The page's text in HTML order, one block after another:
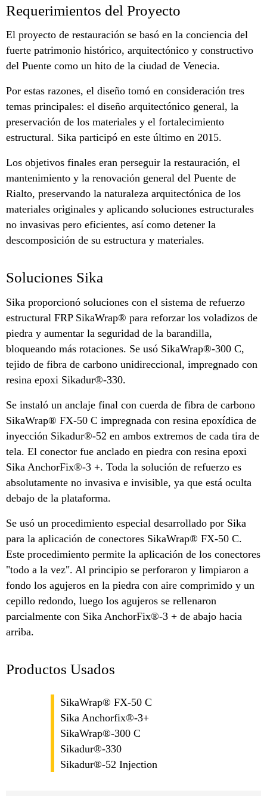
Requerimientos del Proyecto
El proyecto de restauración se basó en la conciencia del
fuerte patrimonio histórico, arquitectónico y constructivo
del Puente como un hito de la ciudad de Venecia.
Por estas razones, el diseño tomó en consideración tres
temas principales: el diseño arquitectónico general, la
preservación de los materiales y el fortalecimiento
estructural. Sika participó en este último en 2015.
Los objetivos finales eran perseguir la restauración, el
mantenimiento y la renovación general del Puente de
Rialto, preservando la naturaleza arquitectónica de los
materiales originales y aplicando soluciones estructurales
no invasivas pero eficientes, así como detener la
descomposición de su estructura y materiales.
Soluciones Sika
Sika proporcionó soluciones con el sistema de refuerzo
estructural FRP SikaWrap® para reforzar los voladizos de
piedra y aumentar la seguridad de la barandilla,
bloqueando más rotaciones. Se usó SikaWrap®-300 C,
tejido de fibra de carbono unidireccional, impregnado con
resina epoxi Sikadur®-330.
Se instaló un anclaje final con cuerda de fibra de carbono
SikaWrap® FX-50 C impregnada con resina epoxídica de
inyección Sikadur®-52 en ambos extremos de cada tira de
tela. El conector fue anclado en piedra con resina epoxi
Sika AnchorFix®-3 +. Toda la solución de refuerzo es
absolutamente no invasiva e invisible, ya que está oculta
debajo de la plataforma.
Se usó un procedimiento especial desarrollado por Sika
para la aplicación de conectores SikaWrap® FX-50 C.
Este procedimiento permite la aplicación de los conectores
"todo a la vez". Al principio se perforaron y limpiaron a
fondo los agujeros en la piedra con aire comprimido y un
cepillo redondo, luego los agujeros se rellenaron
parcialmente con Sika AnchorFix®-3 + de abajo hacia
arriba.
Productos Usados
SikaWrap® FX-50 C
Sika Anchorfix®-3+
SikaWrap®-300 C
Sikadur®-330
Sikadur®-52 Injection